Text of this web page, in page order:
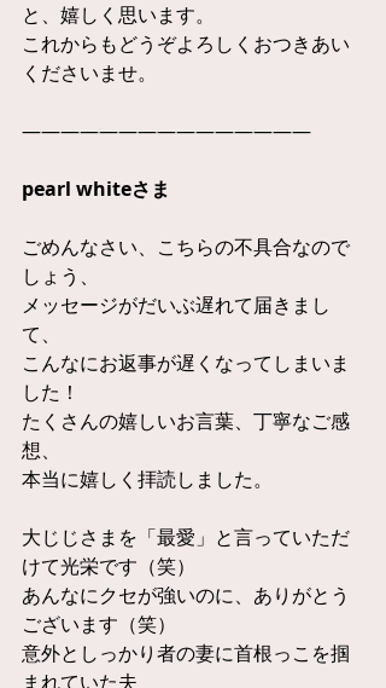
と、嬉しく思います。
これからもどうぞよろしくおつきあい
くださいませ。
———————————————
pearl whiteさま
ごめんなさい、こちらの不具合なので
しょう、
メッセージがだいぶ遅れて届きまし
て、
こんなにお返事が遅くなってしまいま
した！
たくさんの嬉しいお言葉、丁寧なご感
想、
本当に嬉しく拝読しました。
大じじさまを「最愛」と言っていただ
けて光栄です（笑）
あんなにクセが強いのに、ありがとう
ございます（笑）
意外としっかり者の妻に首根っこを掴
まれていた夫